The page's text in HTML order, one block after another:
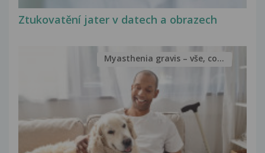
Ztukovatění jater v datech a obrazech
Myasthenia gravis – vše, co...